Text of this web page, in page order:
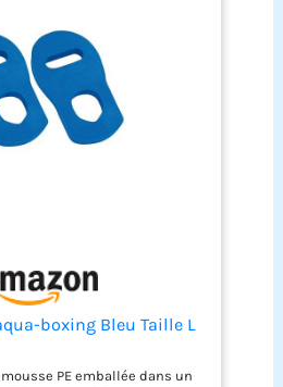
boxing Bleu Taille L
PE emballée dans un